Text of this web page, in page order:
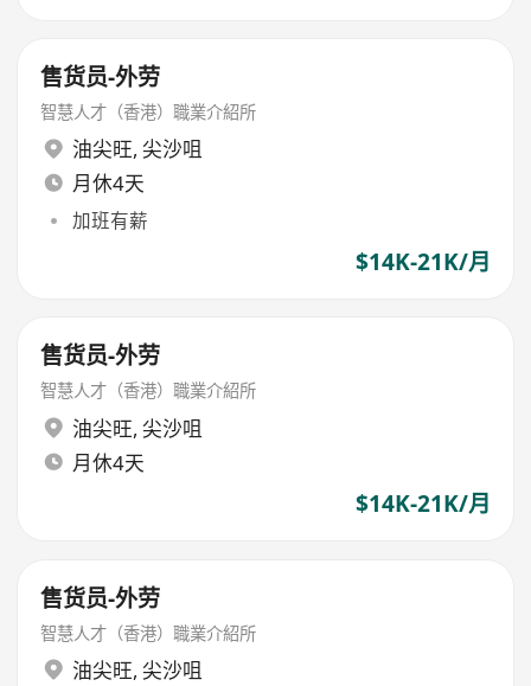
售货员-外劳
智慧人才（香港）職業介紹所
油尖旺, 尖沙咀
月休4天
加班有薪
$14K-21K/月
售货员-外劳
智慧人才（香港）職業介紹所
油尖旺, 尖沙咀
月休4天
$14K-21K/月
售货员-外劳
智慧人才（香港）職業介紹所
油尖旺, 尖沙咀